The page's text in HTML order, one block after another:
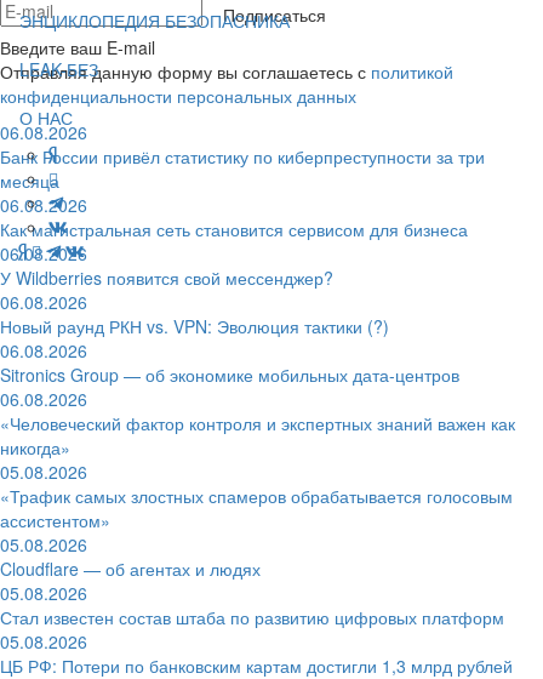
ЭНЦИКЛОПЕДИЯ БЕЗОПАСНИКА
LEAK-БЕЗ
О НАС
Подписаться
Введите ваш E-mail
Отправляя данную форму вы соглашаетесь с политикой
конфиденциальности персональных данных
06.08.2026
Банк России привёл статистику по киберпреступности за три
месяца
06.08.2026
Как магистральная сеть становится сервисом для бизнеса
06.08.2026
У Wildberries появится свой мессенджер?
06.08.2026
Новый раунд РКН vs. VPN: Эволюция тактики (?)
06.08.2026
Sitronics Group — об экономике мобильных дата-центров
06.08.2026
«Человеческий фактор контроля и экспертных знаний важен как
никогда»
05.08.2026
«Трафик самых злостных спамеров обрабатывается голосовым
ассистентом»
05.08.2026
Cloudflare — об агентах и людях
05.08.2026
Стал известен состав штаба по развитию цифровых платформ
05.08.2026
ЦБ РФ: Потери по банковским картам достигли 1,3 млрд рублей